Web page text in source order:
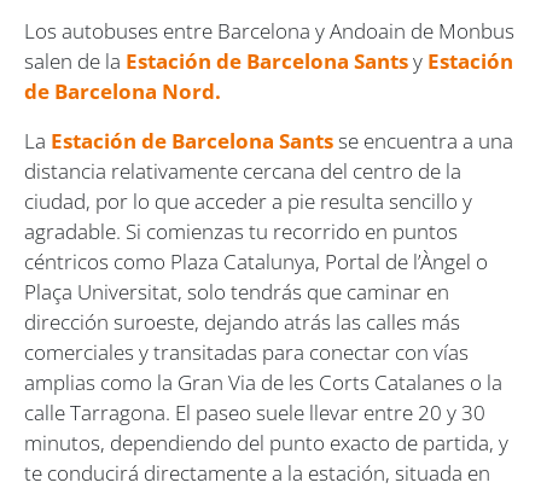
Los autobuses entre Barcelona y Andoain de Monbus
salen de la Estación de Barcelona Santsy Estación
de Barcelona Nord.
La Estación de Barcelona Santsse encuentra a una
distancia relativamente cercana del centro de la
ciudad, por lo que acceder a pie resulta sencillo y
agradable. Si comienzas tu recorrido en puntos
céntricos como Plaza Catalunya, Portal de l’Àngel o
Plaça Universitat, solo tendrás que caminar en
dirección suroeste, dejando atrás las calles más
comerciales y transitadas para conectar con vías
amplias como la Gran Via de les Corts Catalanes o la
calle Tarragona. El paseo suele llevar entre 20 y 30
minutos, dependiendo del punto exacto de partida, y
te conducirá directamente a la estación, situada en